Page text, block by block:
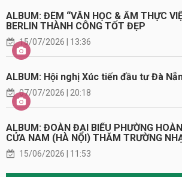
ALBUM: ĐÊM “VĂN HỌC & ẨM THỰC
BERLIN THÀNH CÔNG TỐT ĐẸP
15/07/2026 | 13:36
ALBUM: Hội nghị Xúc tiến đầu tư Đà
07/07/2026 | 20:18
ALBUM: ĐOÀN ĐẠI BIỂU PHƯỜNG
CỬA NAM (HÀ NỘI) THĂM TRƯỜNG
15/06/2026 | 11:53